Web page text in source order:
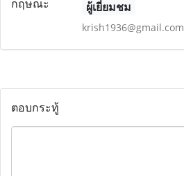
ผู้เยี่ยมชม
krish1936@gmail.com
ตอบกระทู้